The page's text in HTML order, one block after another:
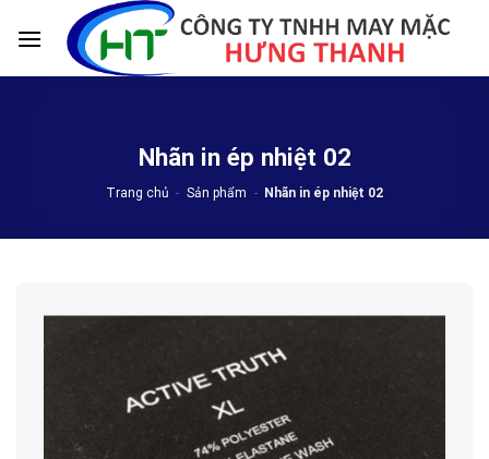
Nhãn in ép nhiệt 02
Trang chủ - Sản phẩm - Nhãn in ép nhiệt 02